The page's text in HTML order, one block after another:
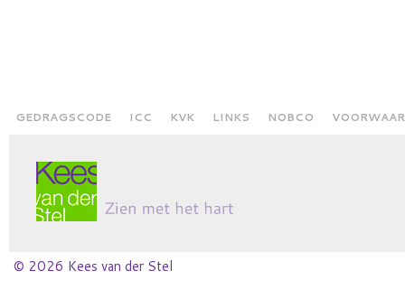
GEDRAGSCODE ICC KVK LINKS NOBCO
© 2026 Kees van der Stel